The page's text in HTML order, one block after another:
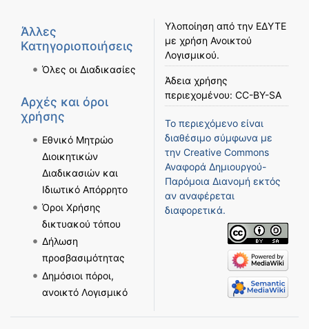
Άλλες
Κατηγοριοποιήσεις
Όλες οι Διαδικασίες
Αρχές και όροι
χρήσης
Εθνικό Μητρώο
Διοικητικών
Διαδικασιών και
Ιδιωτικό Απόρρητο
Όροι Χρήσης
δικτυακού τόπου
Δήλωση
προσβασιμότητας
Δημόσιοι πόροι,
ανοικτό Λογισμικό
Υλοποίηση από την ΕΔΥΤΕ
με χρήση Ανοικτού
Λογισμικού.
Άδεια χρήσης
περιεχομένου: CC-BY-SA
Το περιεχόμενο είναι
διαθέσιμο σύμφωνα με
την Creative Commons
Αναφορά Δημιουργού-
Παρόμοια Διανομή εκτός
αν αναφέρεται
διαφορετικά.